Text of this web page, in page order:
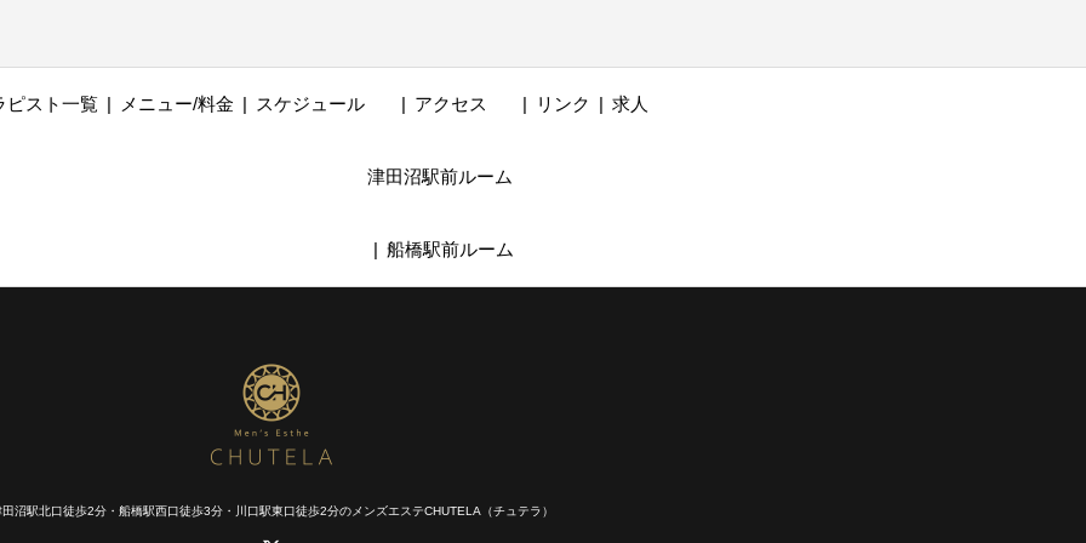
ピスト一覧 メニュー/料金 スケジュール アクセス
津田沼駅前ルーム
船橋駅前ルーム
リンク 求人
田沼駅北口徒歩2分・船橋駅西口徒歩3分・川口駅東口徒歩2分のメンズエステCHUTELA（チュテラ）